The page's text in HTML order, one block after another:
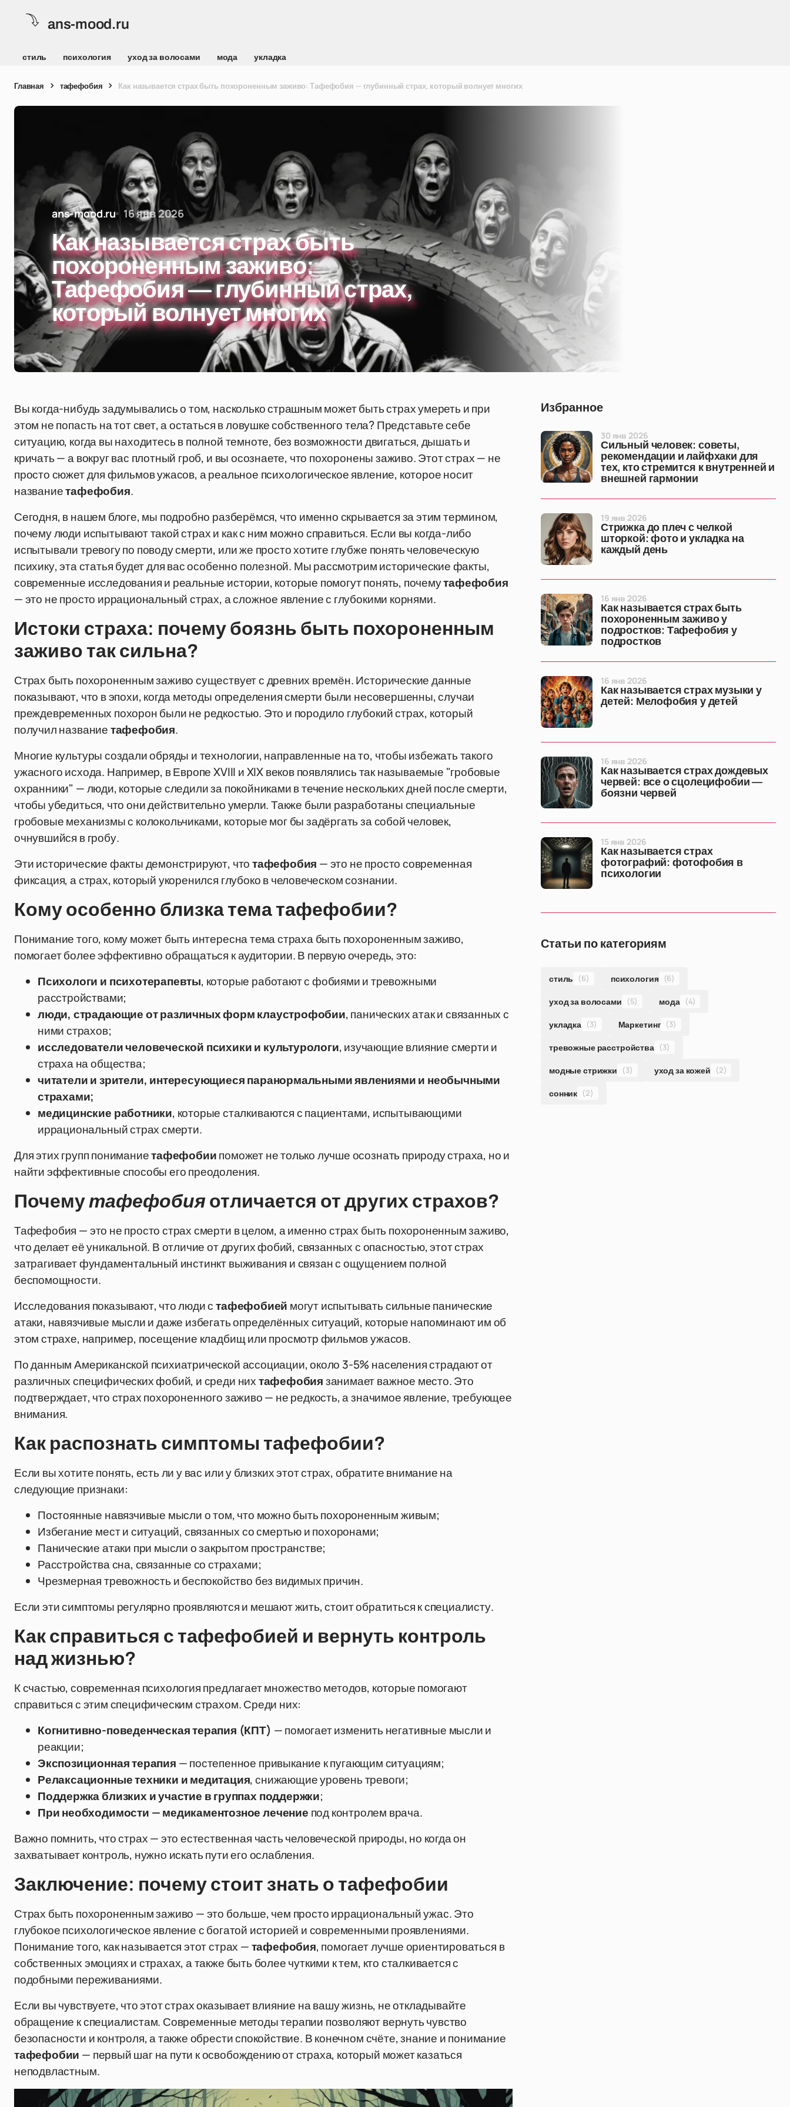
ans-mood.ru
стиль психология уход за волосами мода укладка
Главная тафефобия Как называется страх быть похороненным заживо: Тафефобия — глубинный страх, который волнует многих
ans-mood.ru 16 янв 2026
Как называется страх быть
похороненным заживо:
Тафефобия — глубинный страх,
который волнует многих
Вы когда-нибудь задумывались о том, насколько страшным может быть страх умереть и при
этом не попасть на тот свет, а остаться в ловушке собственного тела? Представьте себе
ситуацию, когда вы находитесь в полной темноте, без возможности двигаться, дышать и
кричать — а вокруг вас плотный гроб, и вы осознаете, что похоронены заживо. Этот страх — не
просто сюжет для фильмов ужасов, а реальное психологическое явление, которое носит
названиетафефобия.
Сегодня, в нашем блоге, мы подробно разберёмся, что именно скрывается за этим термином,
почему люди испытывают такой страх и как с ним можно справиться. Если вы когда-либо
испытывали тревогу по поводу смерти, или же просто хотите глубже понять человеческую
психику, эта статья будет для вас особенно полезной. Мы рассмотрим исторические факты,
современные исследования и реальные истории, которые помогут понять, почемутафефобия
— это не просто иррациональный страх, а сложное явление с глубокими корнями.
Истоки страха: почему боязнь быть похороненным
заживо так сильна?
Страх быть похороненным заживо существует с древних времён. Исторические данные
показывают, что в эпохи, когда методы определения смерти были несовершенны, случаи
преждевременных похорон были не редкостью. Это и породило глубокий страх, который
получил названиетафефобия.
Многие культуры создали обряды и технологии, направленные на то, чтобы избежать такого
ужасного исхода. Например, в Европе XVIII и XIX веков появлялись так называемые "гробовые
охранники" — люди, которые следили за покойниками в течение нескольких дней после смерти,
чтобы убедиться, что они действительно умерли. Также были разработаны специальные
гробовые механизмы с колокольчиками, которые мог бы задёргать за собой человек,
очнувшийся в гробу.
Эти исторические факты демонстрируют, чтотафефобия — это не просто современная
фиксация, а страх, который укоренился глубоко в человеческом сознании.
Кому особенно близка тема тафефобии?
Понимание того, кому может быть интересна тема страха быть похороненным заживо,
помогает более эффективно обращаться к аудитории. В первую очередь, это:
Психологи и психотерапевты, которые работают с фобиями и тревожными
расстройствами;
люди, страдающие от различных форм клаустрофобии, панических атак и связанных с
ними страхов;
исследователи человеческой психики и культурологи, изучающие влияние смерти и
страха на общества;
читатели и зрители, интересующиеся паранормальными явлениями и необычными
страхами;
медицинские работники, которые сталкиваются с пациентами, испытывающими
иррациональный страх смерти.
Для этих групп пониманиетафефобиипоможет не только лучше осознать природу страха, но и
найти эффективные способы его преодоления.
Почемутафефобия отличается от других страхов?
Тафефобия — это не просто страх смерти в целом, а именно страх быть похороненным заживо,
что делает её уникальной. В отличие от других фобий, связанных с опасностью, этот страх
затрагивает фундаментальный инстинкт выживания и связан с ощущением полной
беспомощности.
Исследования показывают, что люди стафефобией могут испытывать сильные панические
атаки, навязчивые мысли и даже избегать определённых ситуаций, которые напоминают им об
этом страхе, например, посещение кладбищ или просмотр фильмов ужасов.
По данным Американской психиатрической ассоциации, около 3-5% населения страдают от
различных специфических фобий, и среди нихтафефобиязанимает важное место. Это
подтверждает, что страх похороненного заживо — не редкость, а значимое явление, требующее
внимания.
Как распознать симптомы тафефобии?
Если вы хотите понять, есть ли у вас или у близких этот страх, обратите внимание на
следующие признаки:
Постоянные навязчивые мысли о том, что можно быть похороненным живым;
Избегание мест и ситуаций, связанных со смертью и похоронами;
Панические атаки при мысли о закрытом пространстве;
Расстройства сна, связанные со страхами;
Чрезмерная тревожность и беспокойство без видимых причин.
Если эти симптомы регулярно проявляются и мешают жить, стоит обратиться к специалисту.
Как справиться с тафефобией и вернуть контроль
над жизнью?
К счастью, современная психология предлагает множество методов, которые помогают
справиться с этим специфическим страхом. Среди них:
Когнитивно-поведенческая терапия (КПТ) — помогает изменить негативные мысли и
реакции;
Экспозиционная терапия — постепенное привыкание к пугающим ситуациям;
Релаксационные техники и медитация, снижающие уровень тревоги;
Поддержка близких и участие в группах поддержки;
При необходимости — медикаментозное лечение под контролем врача.
Важно помнить, что страх — это естественная часть человеческой природы, но когда он
захватывает контроль, нужно искать пути его ослабления.
Заключение: почему стоит знать о тафефобии
Страх быть похороненным заживо — это больше, чем просто иррациональный ужас. Это
глубокое психологическое явление с богатой историей и современными проявлениями.
Понимание того, как называется этот страх —тафефобия, помогает лучше ориентироваться в
собственных эмоциях и страхах, а также быть более чуткими к тем, кто сталкивается с
подобными переживаниями.
Если вы чувствуете, что этот страх оказывает влияние на вашу жизнь, не откладывайте
обращение к специалистам. Современные методы терапии позволяют вернуть чувство
безопасности и контроля, а также обрести спокойствие. В конечном счёте, знание и понимание
тафефобии — первый шаг на пути к освобождению от страха, который может казаться
неподвластным.
Избранное
Сильный человек: советы,
рекомендации и лайфхаки для
тех, кто стремится к внутренней и
внешней гармонии
30 янв 2026
Стрижка до плеч с челкой
шторкой: фото и укладка на
каждый день
19 янв 2026
Как называется страх быть
похороненным заживо у
подростков: Тафефобия у
подростков
16 янв 2026
Как называется страх музыки у
детей: Мелофобия у детей
16 янв 2026
Как называется страх дождевых
червей: все о сцолецифобии —
боязни червей
16 янв 2026
Как называется страх
фотографий: фотофобия в
психологии
15 янв 2026
Статьи по категориям
стиль (6) психология (6)
уход за волосами (5) мода (4)
укладка (3) Маркетинг (3)
тревожные расстройства (3)
модные стрижки (3) уход за кожей (2)
сонник (2)